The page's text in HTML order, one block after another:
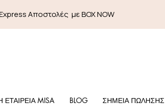
Αποστολές με BOX NOW
ΕΤΑΙΡΕΙΑ MISA BLOG ΣΗΜΕΙΑ ΠΩΛΗΣΗΣ